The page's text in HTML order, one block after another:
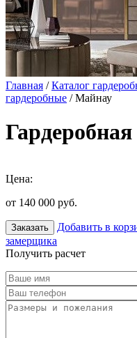
Главная /Каталог
гардеробные / Майнау
Цена:
от 140 000 руб.
Заказать Добавить в
замерщика
Получить расчет